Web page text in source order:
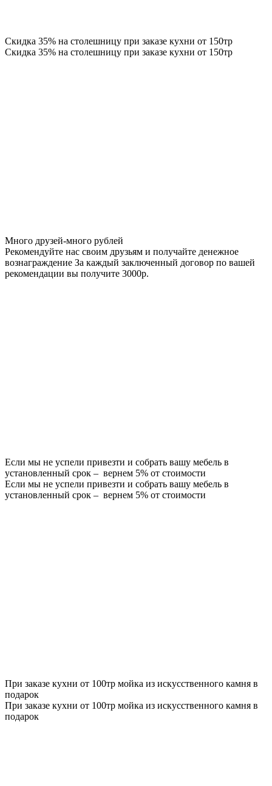
Скидка 35% на столешницу при заказе кухни от 150тр
Скидка 35% на столешницу при заказе кухни от 150тр
Много друзей-много рублей
Рекомендуйте нас своим друзьям и получайте денежное
вознаграждение За каждый заключенный договор по вашей
рекомендации вы получите 3000р.
Если мы не успели привезти и собрать вашу мебель в
установленный срок – вернем 5% от стоимости
Если мы не успели привезти и собрать вашу мебель в
установленный срок – вернем 5% от стоимости
При заказе кухни от 100тр мойка из искусственного камня в
подарок
При заказе кухни от 100тр мойка из искусственного камня в
подарок